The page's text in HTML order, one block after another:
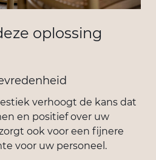
oplossing
verhoogt de kans dat
en positief over uw
ook voor een fijnere
voor uw personeel.